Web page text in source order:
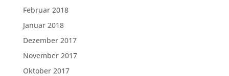
Februar 2018
Januar 2018
Dezember 2017
November 2017
Oktober 2017